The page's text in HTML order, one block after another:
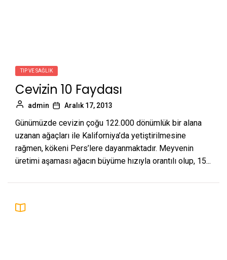
TIP VE SAĞLIK
Cevizin 10 Faydası
admin Aralık 17, 2013
Günümüzde cevizin çoğu 122.000 dönümlük bir alana
uzanan ağaçları ile Kaliforniya’da yetiştirilmesine
rağmen, kökeni Pers’lere dayanmaktadır. Meyvenin
üretimi aşaması ağacın büyüme hızıyla orantılı olup, 15...